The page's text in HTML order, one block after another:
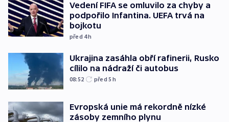
Vedení FIFA se omluvilo za chyby a
podpořilo Infantina. UEFA trvá na
bojkotu
před 4h
Ukrajina zasáhla obří rafinerii, Rusko
cílilo na nádraží či autobus
08:52 před 5h
Evropská unie má rekordně nízké
zásoby zemního plynu